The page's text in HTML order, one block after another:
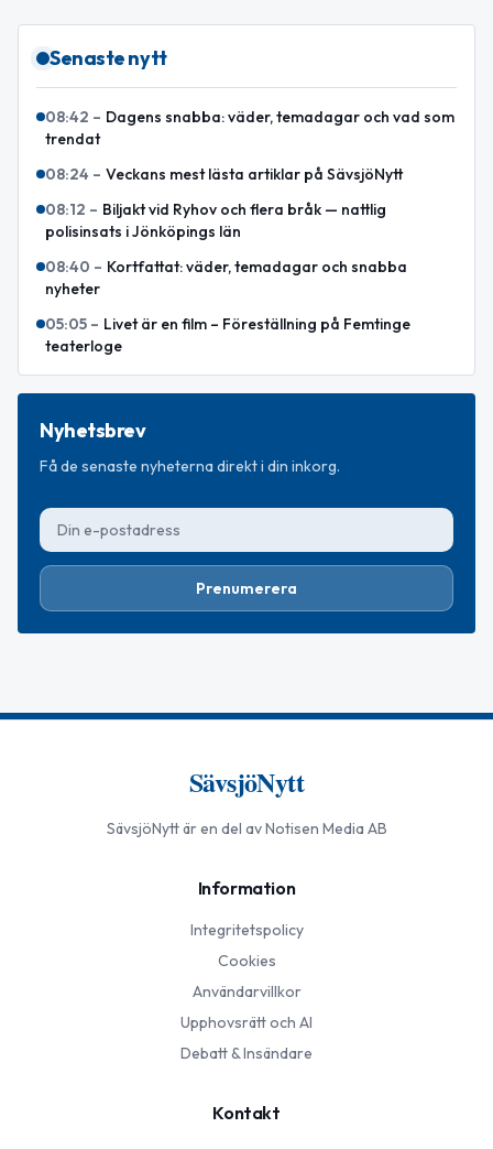
Senaste nytt
08:42 – Dagens snabba: väder, temadagar och vad som
trendat
08:24 – Veckans mest lästa artiklar på SävsjöNytt
08:12 – Biljakt vid Ryhov och flera bråk — nattlig
polisinsats i Jönköpings län
08:40 – Kortfattat: väder, temadagar och snabba
nyheter
05:05 – Livet är en film – Föreställning på Femtinge
teaterloge
Nyhetsbrev
Få de senaste nyheterna direkt i din inkorg.
Prenumerera
SävsjöNytt
SävsjöNyttär en del av Notisen Media AB
Information
Integritetspolicy
Cookies
Användarvillkor
Upphovsrätt och AI
Debatt & Insändare
Kontakt